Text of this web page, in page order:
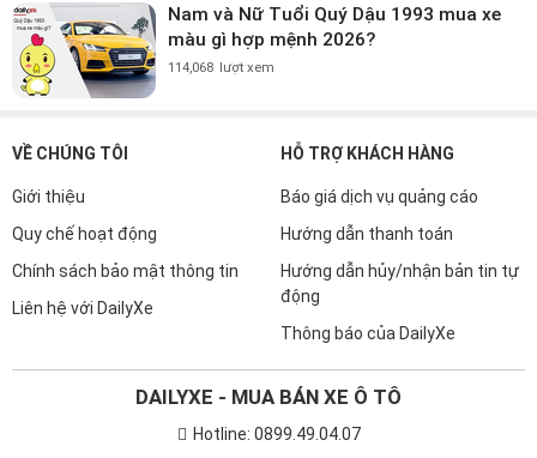
Nam và Nữ Tuổi Quý Dậu 1993 mua xe
màu gì hợp mệnh 2026?
114,068 lượt xem
VỀ CHÚNG TÔI
Giới thiệu
Quy chế hoạt động
Chính sách bảo mật thông tin
Liên hệ với DailyXe
HỖ TRỢ KHÁCH HÀNG
Báo giá dịch vụ quảng cáo
Hướng dẫn thanh toán
Hướng dẫn hủy/nhận bản tin tự
động
Thông báo của DailyXe
DAILYXE - MUA BÁN XE Ô TÔ
Hotline: 0899.49.04.07